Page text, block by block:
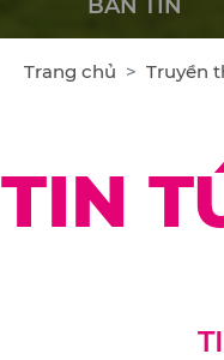
BẢN TIN
Trang chủ Truyền
TIN